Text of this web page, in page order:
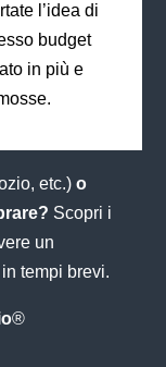
l’idea di
budget
in più e
etc.) o
Scopri i
un
tempi brevi.
®